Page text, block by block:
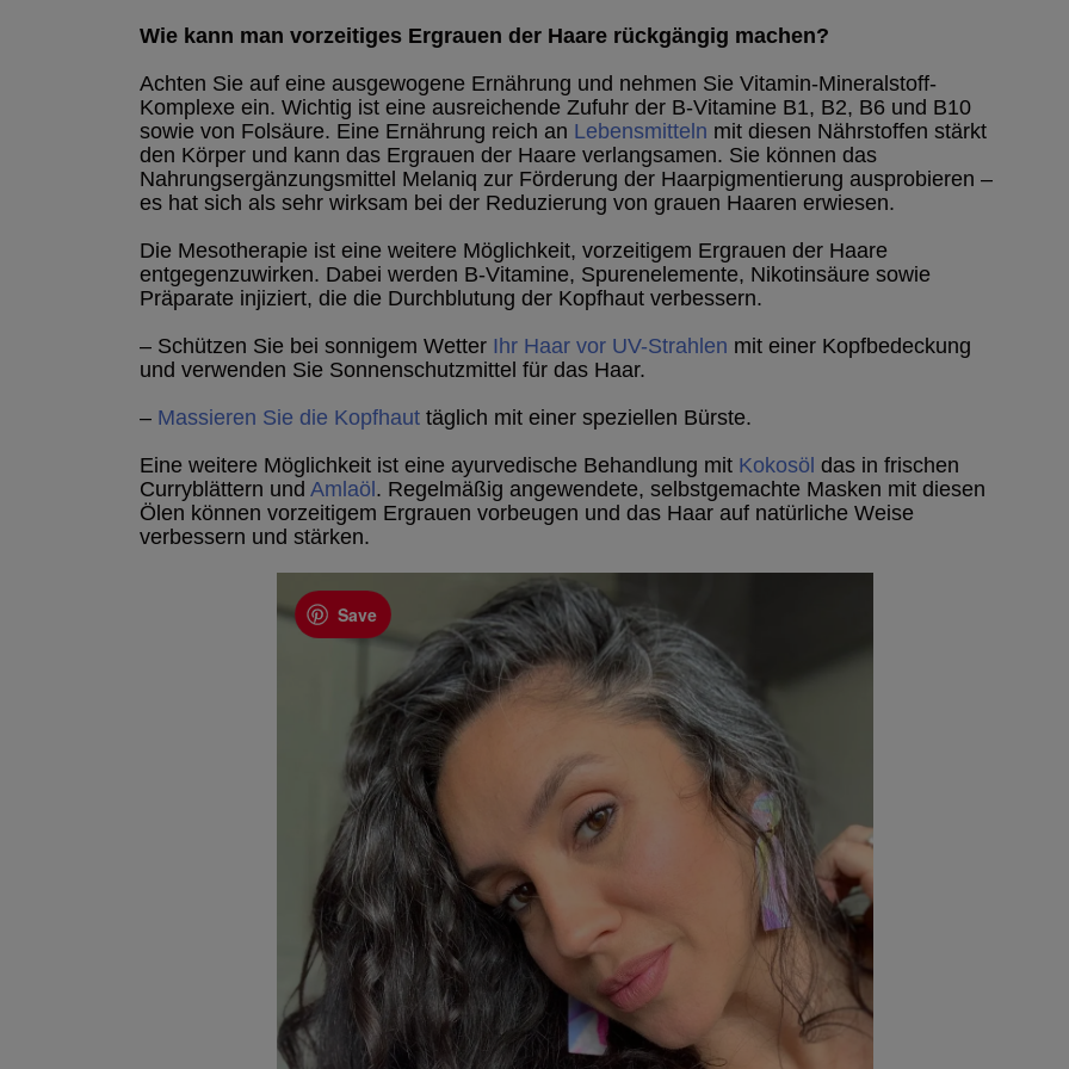
Wie kann man vorzeitiges Ergrauen der Haare rückgängig machen?
Achten Sie auf eine ausgewogene Ernährung und nehmen Sie Vitamin-Mineralstoff-
Komplexe ein. Wichtig ist eine ausreichende Zufuhr der B-Vitamine B1, B2, B6 und B10
sowie von Folsäure. Eine Ernährung reich an Lebensmitteln mit diesen Nährstoffen stärkt
den Körper und kann das Ergrauen der Haare verlangsamen. Sie können das
Nahrungsergänzungsmittel Melaniq zur Förderung der Haarpigmentierung ausprobieren –
es hat sich als sehr wirksam bei der Reduzierung von grauen Haaren erwiesen.
Die Mesotherapie ist eine weitere Möglichkeit, vorzeitigem Ergrauen der Haare
entgegenzuwirken. Dabei werden B-Vitamine, Spurenelemente, Nikotinsäure sowie
Präparate injiziert, die die Durchblutung der Kopfhaut verbessern.
– Schützen Sie bei sonnigem Wetter Ihr Haar vor UV-Strahlen mit einer Kopfbedeckung
und verwenden Sie Sonnenschutzmittel für das Haar.
– Massieren Sie die Kopfhaut täglich mit einer speziellen Bürste.
Eine weitere Möglichkeit ist eine ayurvedische Behandlung mit Kokosöl das in frischen
Curryblättern und Amlaöl . Regelmäßig angewendete, selbstgemachte Masken mit diesen
Ölen können vorzeitigem Ergrauen vorbeugen und das Haar auf natürliche Weise
verbessern und stärken.
Save